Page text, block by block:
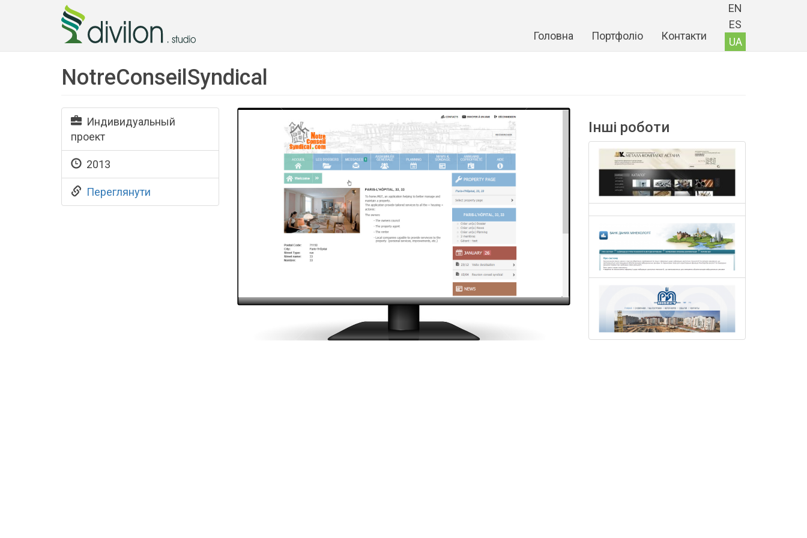
EN
ES
UA
Головна Портфоліо Контакти
NotreConseilSyndical
Индивидуальный
проект
2013
Переглянути
Інші роботи